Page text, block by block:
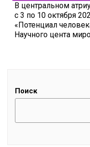
В центральном
с 3 по 10 октября
«Потенциал
Научного цента
Поиск